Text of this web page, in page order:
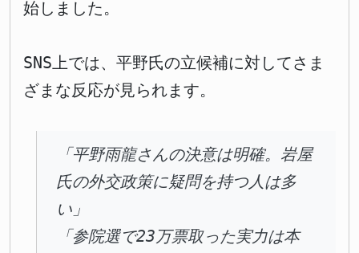
始しました。
SNS上では、平野氏の立候補に対してさま
ざまな反応が見られます。
「平野雨龍さんの決意は明確。岩屋
氏の外交政策に疑問を持つ人は多
い」
「参院選で23万票取った実力は本